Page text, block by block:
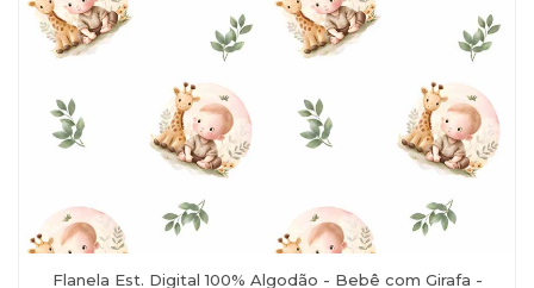
Flanela Est. Digital 100% Algodão - Bebê com Girafa -